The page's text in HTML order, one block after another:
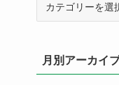
ー
別
月別アーカイ